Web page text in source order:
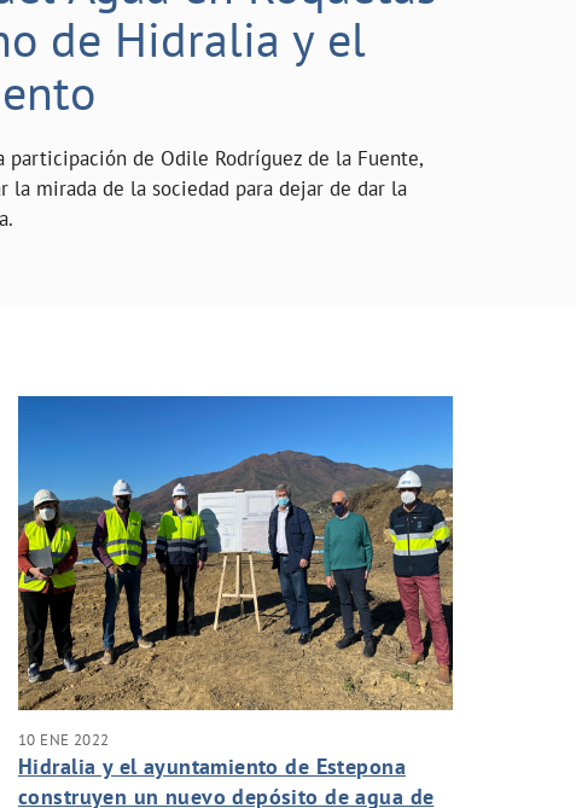
de Hidralia y el
participación de Odile Rodríguez de la Fuente,
la mirada de la sociedad para dejar de dar la
10 ENE 2022
Hidralia y el ayuntamiento de Estepona
construyen un nuevo depósito de agua de